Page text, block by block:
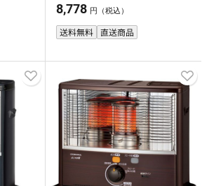
8,778 円（税込）
送料無料 直送商品